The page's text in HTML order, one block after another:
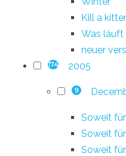
Kill a
Was läuft
neuer
174 2005
9
Soweit
Soweit
Soweit